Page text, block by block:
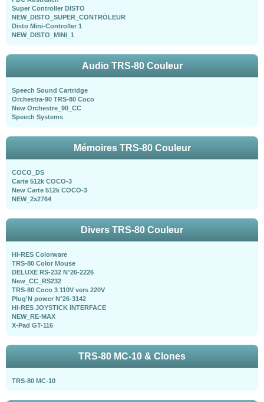
Super Controller DISTO
NEW_DISTO_SUPER_CONTRÖLEUR
Disto Mini-Controller 1
NEW_DISTO_MINI_1
Audio TRS-80 Couleur
Speech Sound Cartridge
Orchestra-90 TRS-80 Coco
New Orchestre_90_CC
Speech Systems
Mémoires TRS-80 Couleur
COCO_DS
Carte 512k COCO-3
New Carte 512k COCO-3
NEW_2x2764
Divers TRS-80 Couleur
HI-RES Colorware
TRS-80 Color Mouse
DELUXE RS-232 N°26-2226
New_CC_RS232
TRS-80 Coco 3 110V vers 220V
Plug'N power N°26-3142
HI-RES JOYSTICK INTERFACE
NEW_RE-MAX
X-Pad GT-116
TRS-80 MC-10 & Clones
TRS-80 MC-10